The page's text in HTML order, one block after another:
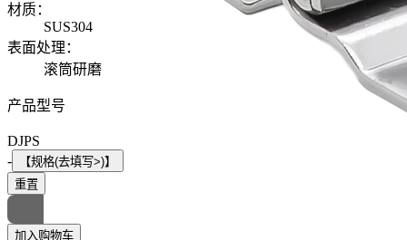
材质：
SUS304
表面处理 ：
滚筒研磨
产品型号
DJPS
-
【规格(去填写>)】
重置
加入购物车